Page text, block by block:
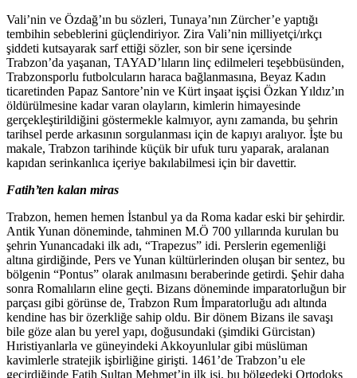
Vali’nin ve Özdağ’ın bu sözleri, Tunaya’nın Zürcher’e yaptığı
tembihin sebeblerini güçlendiriyor. Zira Vali’nin milliyetçi/ırkçı
şiddeti kutsayarak sarf ettiği sözler, son bir sene içersinde
Trabzon’da yaşanan, TAYAD’lıların linç edilmeleri teşebbüsünden,
Trabzonsporlu futbolcuların haraca bağlanmasına, Beyaz Kadın
ticaretinden Papaz Santore’nin ve Kürt inşaat işçisi Özkan Yıldız’ın
öldürülmesine kadar varan olayların, kimlerin himayesinde
gerçekleştirildiğini göstermekle kalmıyor, aynı zamanda, bu şehrin
tarihsel perde arkasının sorgulanması için de kapıyı aralıyor. İşte bu
makale, Trabzon tarihinde küçük bir ufuk turu yaparak, aralanan
kapıdan serinkanlıca içeriye bakılabilmesi için bir davettir.
Fatih’ten kalan miras
Trabzon, hemen hemen İstanbul ya da Roma kadar eski bir şehirdir.
Antik Yunan döneminde, tahminen M.Ö 700 yıllarında kurulan bu
şehrin Yunancadaki ilk adı, “Trapezus” idi. Perslerin egemenliği
altına girdiğinde, Pers ve Yunan kültürlerinden oluşan bir sentez, bu
bölgenin “Pontus” olarak anılmasını beraberinde getirdi. Şehir daha
sonra Romalıların eline geçti. Bizans döneminde imparatorluğun bir
parçası gibi görünse de, Trabzon Rum İmparatorluğu adı altında
kendine has bir özerkliğe sahip oldu. Bir dönem Bizans ile savaşı
bile göze alan bu yerel yapı, doğusundaki (şimdiki Gürcistan)
Hıristiyanlarla ve güneyindeki Akkoyunlular gibi müslüman
kavimlerle stratejik işbirliğine girişti. 1461’de Trabzon’u ele
geçirdiğinde Fatih Sultan Mehmet’in ilk işi, bu bölgedeki Ortodoks